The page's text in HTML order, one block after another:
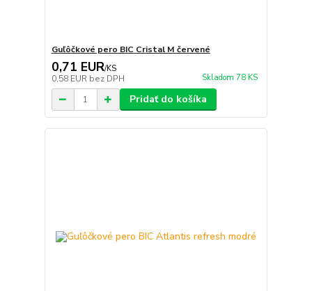
Guľôčkové pero BIC Cristal M červené
0,71 EUR/KS
0,58 EUR bez DPH Skladom 78 KS
Pridať do košíka